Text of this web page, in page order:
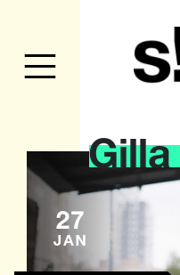
27
JAN
Gilla